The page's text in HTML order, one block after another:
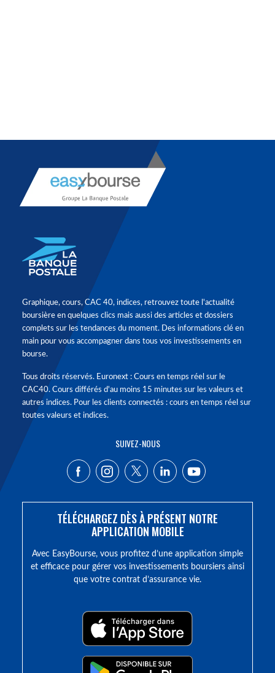
Graphique, cours, CAC 40, indices, retrouvez toute l'actualité
boursière en quelques clics mais aussi des articles et dossiers
complets sur les tendances du moment. Des informations clé en
main pour vous accompagner dans tous vos investissements en
bourse.
Tous droits réservés. Euronext : Cours en temps réel sur le
CAC40. Cours différés d'au moins 15 minutes sur les valeurs et
autres indices. Pour les clients connectés : cours en temps réel sur
toutes valeurs et indices.
SUIVEZ-NOUS
TÉLÉCHARGEZ DÈS À PRÉSENT NOTRE
APPLICATION MOBILE
Avec EasyBourse, vous profitez d’une application simple
et efficace pour gérer vos investissements boursiers ainsi
que votre contrat d’assurance vie.